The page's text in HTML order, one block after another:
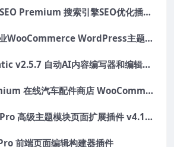
[汉化] Yoast SEO Premium 搜索引擎SEO优化插件+全套扩展附件
Yobazar - 专业WooCommerce WordPress主题，助力在线商店
[汉化] Aiomatic v2.5.7 自动AI内容编写器和编辑器GPT-3和GPT-4等AI工具包
[汉化] Chromium 在线汽车配件商店 WooCommerce 主题 v1.3.28
[汉化] Astra Pro 高级主题模块页面扩展插件 v4.11.6
前端页面编辑构建器插件